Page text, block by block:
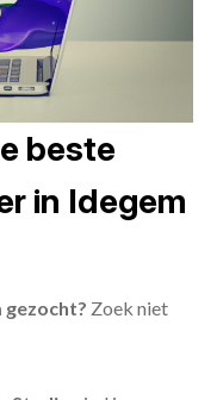
beste
in Idegem
gezocht? Zoek niet